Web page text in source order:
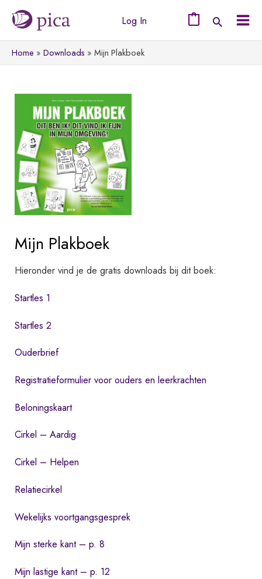
naar
de
inhoud
Log In
Home Downloads Mijn Plakboek
Mijn Plakboek
Hieronder vind je de gratis downloads bij dit boek:
Startles 1
Startles 2
Ouderbrief
Registratieformulier voor ouders en leerkrachten
Beloningskaart
Cirkel – Aardig
Cirkel – Helpen
Relatiecirkel
Wekelijks voortgangsgesprek
Mijn sterke kant – p. 8
Mijn lastige kant – p. 12